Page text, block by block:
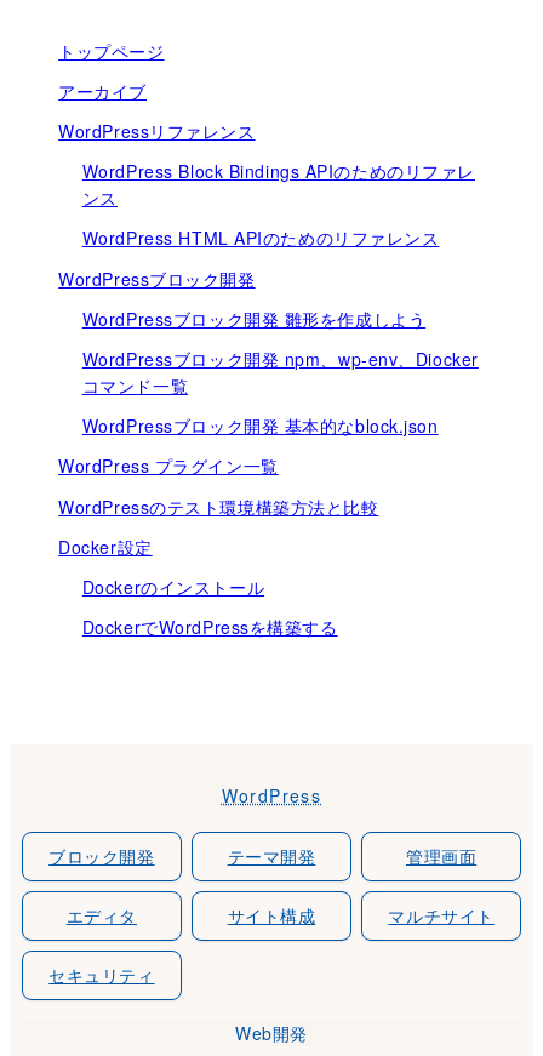
トップページ
アーカイブ
WordPressリファレンス
WordPress Block Bindings APIのためのリファレ
ンス
WordPress HTML APIのためのリファレンス
WordPressブロック開発
WordPressブロック開発 雛形を作成しよう
WordPressブロック開発 npm、wp-env、Diocker
コマンド一覧
WordPressブロック開発 基本的なblock.json
WordPress プラグイン一覧
WordPressのテスト環境構築方法と比較
Docker設定
Dockerのインストール
DockerでWordPressを構築する
WordPress
ブロック開発 テーマ開発 管理画面
エディタ サイト構成 マルチサイト
セキュリティ
Web開発